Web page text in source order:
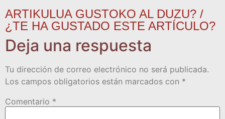
ARTIKULUA GUSTOKO AL DUZU? /
¿TE HA GUSTADO ESTE ARTÍCULO?
Deja una respuesta
Tu dirección de correo electrónico no será publicada.
Los campos obligatorios están marcados con *
Comentario *